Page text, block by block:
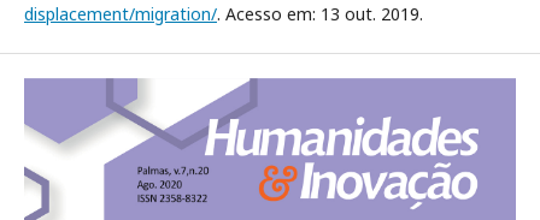
displacement/migration/. Acesso em: 13 out. 2019.